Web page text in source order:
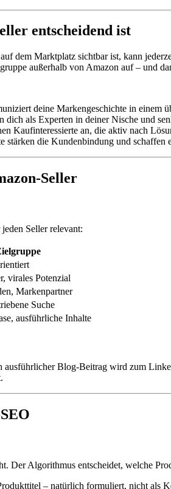
entscheidend ist
dem Marktplatz sichtbar ist, kann
außerhalb von Amazon auf – und
deine Markengeschichte in einem
dich als Experten in deiner Nische und
Kaufinteressierte an, die aktiv nach
stärken die Kundenbindung und schaffen
Seller
Seller relevant:
virales Potenzial
Markenpartner
Suche
ausführliche Inhalte
ausführlicher Blog-Beitrag wird zum
Algorithmus entscheidet, welche
– natürlich formuliert, nicht als